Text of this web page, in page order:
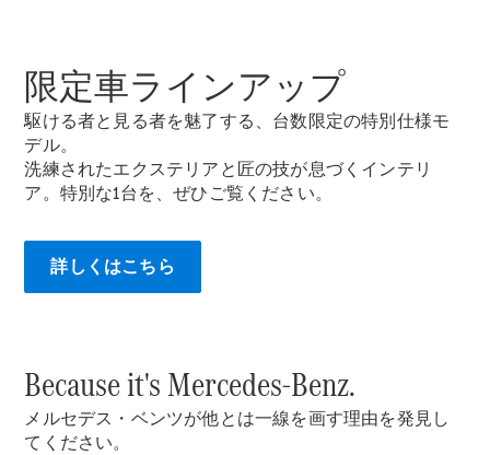
All Compact
A-Class
B-Class
スト
オンライン
ショールー
限定車ラインアップ
駆ける者と見る者を魅了する、台数限定の特別仕様モ
デル。
洗練されたエクステリアと匠の技が息づくインテリ
ア。特別な1台を、ぜひご覧ください。
詳しくはこちら
Because it's Mercedes-Benz.
メルセデス・ベンツが他とは一線を画す理由を発見し
てください。